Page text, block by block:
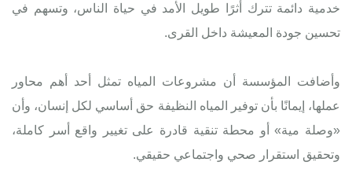
خدمية دائمة تترك أثرًا طويل الأمد في حياة الناس، وتسهم في
تحسين جودة المعيشة داخل القرى.
وأضافت المؤسسة أن مشروعات المياه تمثل أحد أهم محاور
عملها، إيمانًا بأن توفير المياه النظيفة حق أساسي لكل إنسان، وأن
«وصلة مية» أو محطة تنقية قادرة على تغيير واقع أسر كاملة،
وتحقيق استقرار صحي واجتماعي حقيقي.